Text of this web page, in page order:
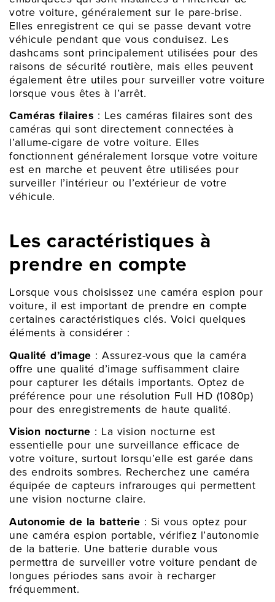
votre voiture, généralement sur le pare-brise.
Elles enregistrent ce qui se passe devant votre
véhicule pendant que vous conduisez. Les
dashcams sont principalement utilisées pour des
raisons de sécurité routière, mais elles peuvent
également être utiles pour surveiller votre voiture
lorsque vous êtes à l’arrêt.
Caméras filaires : Les caméras filaires sont des
caméras qui sont directement connectées à
l’allume-cigare de votre voiture. Elles
fonctionnent généralement lorsque votre voiture
est en marche et peuvent être utilisées pour
surveiller l’intérieur ou l’extérieur de votre
véhicule.
Les caractéristiques à
prendre en compte
Lorsque vous choisissez une caméra espion pour
voiture, il est important de prendre en compte
certaines caractéristiques clés. Voici quelques
éléments à considérer :
Qualité d’image : Assurez-vous que la caméra
offre une qualité d’image suffisamment claire
pour capturer les détails importants. Optez de
préférence pour une résolution Full HD (1080p)
pour des enregistrements de haute qualité.
Vision nocturne : La vision nocturne est
essentielle pour une surveillance efficace de
votre voiture, surtout lorsqu’elle est garée dans
des endroits sombres. Recherchez une caméra
équipée de capteurs infrarouges qui permettent
une vision nocturne claire.
Autonomie de la batterie : Si vous optez pour
une caméra espion portable, vérifiez l’autonomie
de la batterie. Une batterie durable vous
permettra de surveiller votre voiture pendant de
longues périodes sans avoir à recharger
fréquemment.